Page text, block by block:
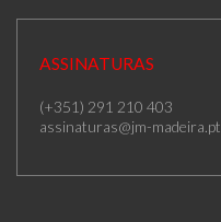
ASSINATURAS
(+351) 291 210 403
assinaturas@jm-madeira.pt